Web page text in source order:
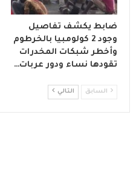
ضابط يكشف تفاصيل
وجود 2 كولومبيا بالخرطوم
وأخطر شبكات المخدرات
تقودها نساء ودور عربات…
السابق التالي